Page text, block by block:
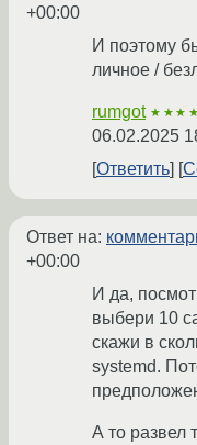
+00:00
И поэтому
личное /
rumgot
06.02.2025
Ответить
Ответ на:
+00:00
И да,
выбери 10
скажи в
systemd.
А то развел